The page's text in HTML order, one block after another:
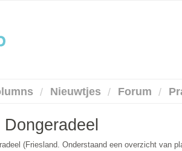
Nieuwtjes Forum
(Friesland. Onderstaand een overzicht van